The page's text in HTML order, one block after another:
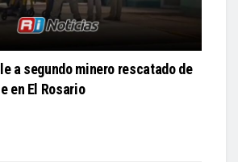
a segundo minero rescatado de
en El Rosario